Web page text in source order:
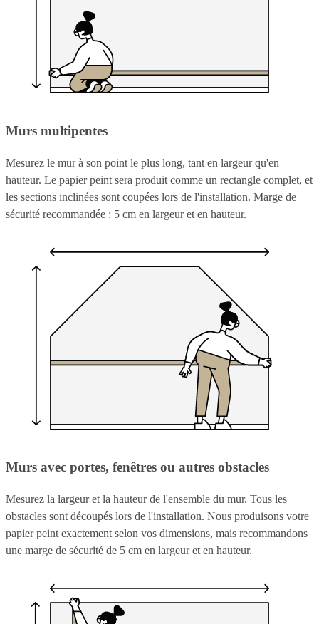
Murs multipentes
Mesurez le mur à son point le plus long, tant en largeur qu'en
hauteur. Le papier peint sera produit comme un rectangle complet, et
les sections inclinées sont coupées lors de l'installation. Marge de
sécurité recommandée : 5 cm en largeur et en hauteur.
Murs avec portes, fenêtres ou autres obstacles
Mesurez la largeur et la hauteur de l'ensemble du mur. Tous les
obstacles sont découpés lors de l'installation. Nous produisons votre
papier peint exactement selon vos dimensions, mais recommandons
une marge de sécurité de 5 cm en largeur et en hauteur.